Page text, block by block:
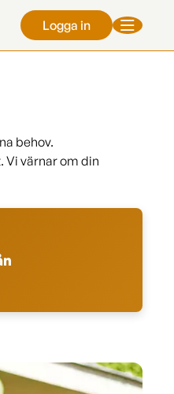
Logga in
behov.
värnar om din